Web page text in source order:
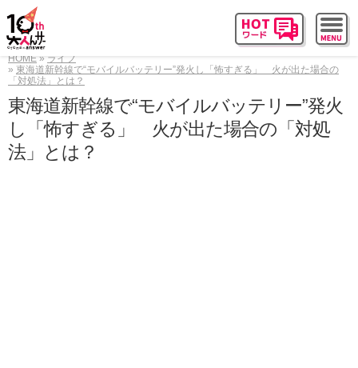
HOME
ライフ
東海道新幹線で“モバイルバッテリー”発火し「怖すぎる」 火が出た場合の
「対処法」とは？
東海道新幹線で“モバイルバッテリー”発火
し「怖すぎる」 火が出た場合の「対処
法」とは？